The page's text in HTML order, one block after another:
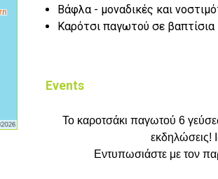
Βάφλα - μοναδικές και
Καρότσι παγωτού σε
Events
Το καροτσάκι παγωτού 6
εκδηλώσεις!
Εντυπωσιάστε με τον